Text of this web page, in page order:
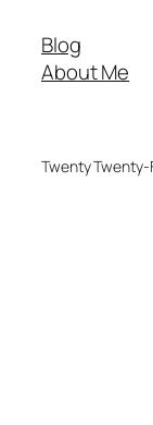
Blog
About Me
Twenty Twenty-